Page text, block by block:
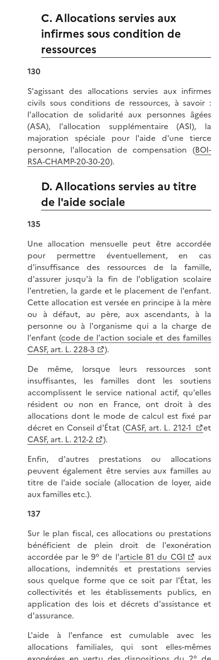
C. Allocations servies aux
infirmes sous condition de
ressources
130
S'agissant des allocations servies aux infirmes
civils sous conditions de ressources, à savoir :
l'allocation de solidarité aux personnes âgées
(ASA), l'allocation supplémentaire (ASI), la
majoration spéciale pour l'aide d'une tierce
personne, l'allocation de compensation (BOI-
RSA-CHAMP-20-30-20).
D. Allocations servies au titre
de l'aide sociale
135
Une allocation mensuelle peut être accordée
pour permettre éventuellement, en cas
d'insuffisance des ressources de la famille,
d'assurer jusqu'à la fin de l'obligation scolaire
l'entretien, la garde et le placement de l'enfant.
Cette allocation est versée en principe à la mère
ou à défaut, au père, aux ascendants, à la
personne ou à l'organisme qui a la charge de
l'enfant (code de l'action sociale et des familles
CASF, art. L. 228-3
).
De même, lorsque leurs ressources sont
insuffisantes, les familles dont les soutiens
accomplissent le service national actif, qu'elles
résident ou non en France, ont droit à des
allocations dont le mode de calcul est fixé par
décret en Conseil d'État (CASF, art. L. 212-1
et
CASF, art. L. 212-2
).
Enfin, d'autres prestations ou allocations
peuvent également être servies aux familles au
titre de l'aide sociale (allocation de loyer, aide
aux familles etc.).
137
Sur le plan fiscal, ces allocations ou prestations
bénéficient de plein droit de l'exonération
accordée par le 9° de l'article 81 du CGI
aux
allocations, indemnités et prestations servies
sous quelque forme que ce soit par l'État, les
collectivités et les établissements publics, en
application des lois et décrets d'assistance et
d'assurance.
L'aide à l'enfance est cumulable avec les
allocations familiales, qui sont elles-mêmes